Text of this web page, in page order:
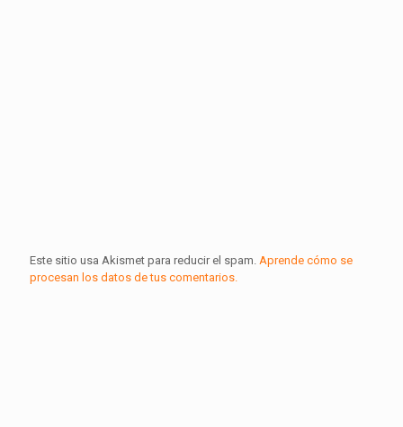
Este sitio usa Akismet para reducir el spam. Aprende cómo se
procesan los datos de tus comentarios.